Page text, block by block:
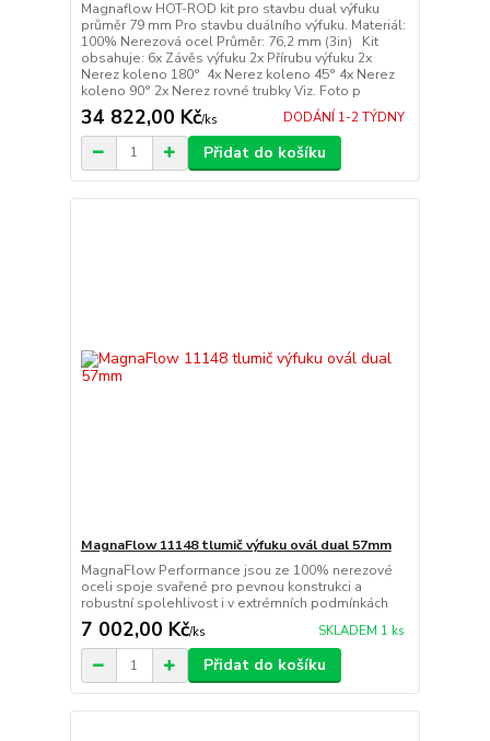
Magnaflow HOT-ROD kit pro stavbu dual výfuku
průměr 79 mm Pro stavbu duálního výfuku. Materiál:
100% Nerezová ocel Průměr: 76,2 mm (3in) Kit
obsahuje: 6x Závěs výfuku 2x Přírubu výfuku 2x
Nerez koleno 180° 4x Nerez koleno 45° 4x Nerez
koleno 90° 2x Nerez rovné trubky Viz. Foto p
34 822,00 Kč/ks DODÁNÍ 1-2 TÝDNY
Přidat do košíku
MagnaFlow 11148 tlumič výfuku ovál dual 57mm
MagnaFlow Performance jsou ze 100% nerezové
oceli spoje svařené pro pevnou konstrukci a
robustní spolehlivost i v extrémních podmínkách
7 002,00 Kč/ks SKLADEM 1 ks
Přidat do košíku